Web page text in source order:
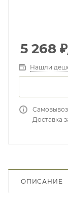
5 268 ₽
Нашли
Доставка
ОПИСАНИЕ